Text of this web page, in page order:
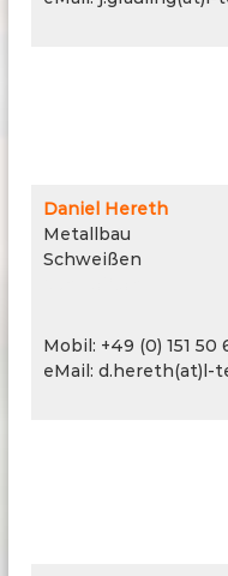
Daniel Hereth
Metallbau
Schweißen
Mobil: +49 (0) 151 50
eMail: d.hereth(at)l-